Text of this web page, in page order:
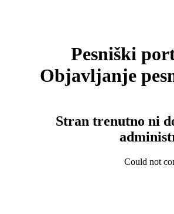
Pesniški
Objavljanje
Stran trenutno ni
Could not